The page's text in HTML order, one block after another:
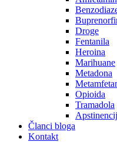
Droge
Fentanila
Heroina
Marihuane
Metadona
Opioida
Tramadola
Članci bloga
Kontakt